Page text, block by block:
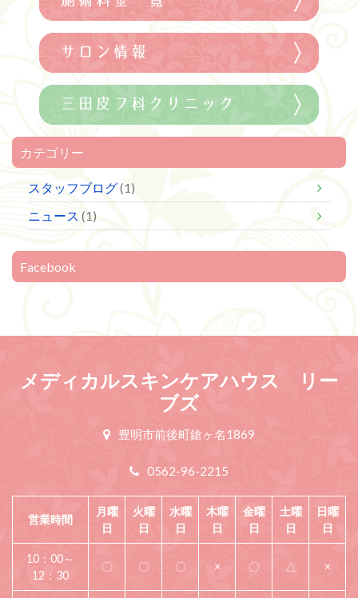
カテゴリー
スタッフブログ(1)
ニュース (1)
Facebook
メディカルスキンケアハウス リー
ブズ
豊明市前後町鎗ヶ名1869
0562-96-2215
営業時間
月曜
日
火曜
日
水曜
日
木曜
日
金曜
日
土曜
日
日曜
日
10：00～
12：30
〇 〇 〇 × 〇 △ ×